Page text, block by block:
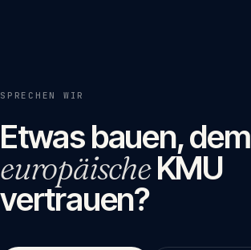
SPRECHEN WIR
Etwas bauen, dem
europäischeKMU
vertrauen?